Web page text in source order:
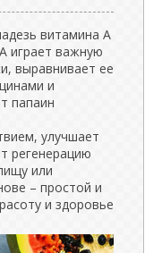
витамина А
играет важную
выравнивает ее
и
папаин
улучшает
регенерацию
или
– простой и
и здоровье